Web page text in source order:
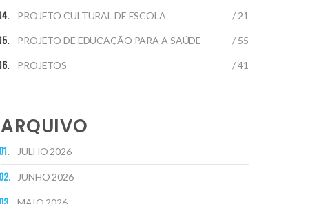
PROJETO CULTURAL DE ESCOLA / 21
PROJETO DE EDUCAÇÃO PARA A SAÚDE / 55
PROJETOS / 41
ARQUIVO
JULHO 2026
JUNHO 2026